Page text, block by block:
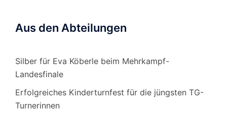
Aus den Abteilungen
Silber für Eva Köberle beim Mehrkampf-
Landesfinale
Erfolgreiches Kinderturnfest für die jüngsten TG-
Turnerinnen